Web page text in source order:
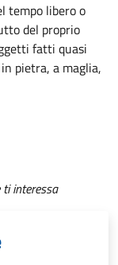
tempo libero o
del proprio
fatti quasi
pietra, a maglia,
ti interessa